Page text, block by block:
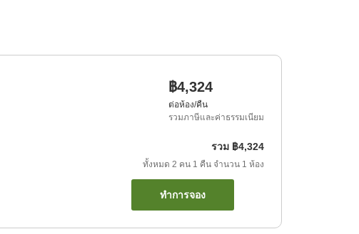
฿4,324
ต่อห้อง/คืน
รวมภาษีและค่าธรรมเนียม
รวม ฿4,324
ทั้งหมด 2 คน 1 คืน จำนวน 1 ห้อง
ทำการจอง